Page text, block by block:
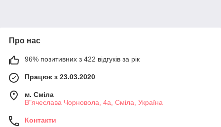
Про нас
96% позитивних з 422 відгуків за рік
Працює з 23.03.2020
м. Сміла
В"ячеслава Чорновола, 4а, Сміла, Україна
Контакти